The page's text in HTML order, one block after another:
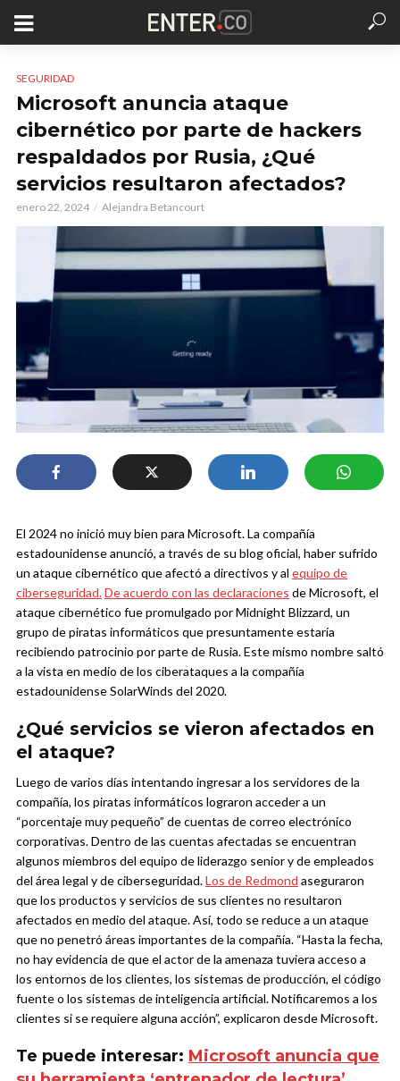
SEGURIDAD
Microsoft anuncia ataque
cibernético por parte de hackers
respaldados por Rusia, ¿Qué
servicios resultaron afectados?
enero 22, 2024 Alejandra Betancourt
El 2024 no inició muy bien para Microsoft. La compañía
estadounidense anunció, a través de su blog oficial, haber sufrido
un ataque cibernético que afectó a directivos y al equipo de
ciberseguridad.De acuerdo con las declaraciones de Microsoft, el
ataque cibernético fue promulgado por Midnight Blizzard, un
grupo de piratas informáticos que presuntamente estaría
recibiendo patrocinio por parte de Rusia. Este mismo nombre saltó
a la vista en medio de los ciberataques a la compañía
estadounidense SolarWinds del 2020.
¿Qué servicios se vieron afectados en
el ataque?
Luego de varios días intentando ingresar a los servidores de la
compañía, los piratas informáticos lograron acceder a un
“porcentaje muy pequeño” de cuentas de correo electrónico
corporativas. Dentro de las cuentas afectadas se encuentran
algunos miembros del equipo de liderazgo senior y de empleados
del área legal y de ciberseguridad.Los de Redmond aseguraron
que los productos y servicios de sus clientes no resultaron
afectados en medio del ataque. Así, todo se reduce a un ataque
que no penetró áreas importantes de la compañía. “Hasta la fecha,
no hay evidencia de que el actor de la amenaza tuviera acceso a
los entornos de los clientes, los sistemas de producción, el código
fuente o los sistemas de inteligencia artificial. Notificaremos a los
clientes si se requiere alguna acción”, explicaron desde Microsoft.
Te puede interesar: Microsoft anuncia que